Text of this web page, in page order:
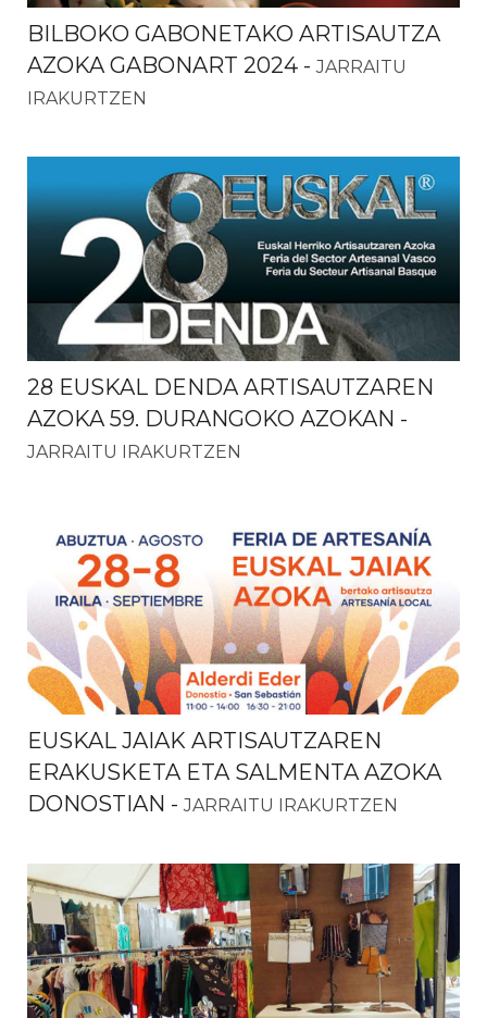
BILBOKO GABONETAKO ARTISAUTZA
AZOKA GABONART 2024 -JARRAITU
IRAKURTZEN
28 EUSKAL DENDA ARTISAUTZAREN
AZOKA 59. DURANGOKO AZOKAN -
JARRAITU IRAKURTZEN
EUSKAL JAIAK ARTISAUTZAREN
ERAKUSKETA ETA SALMENTA AZOKA
DONOSTIAN -JARRAITU IRAKURTZEN